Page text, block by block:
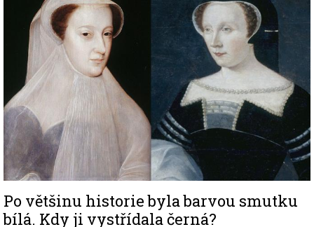
Po většinu historie byla barvou smutku
bílá. Kdy ji vystřídala černá?